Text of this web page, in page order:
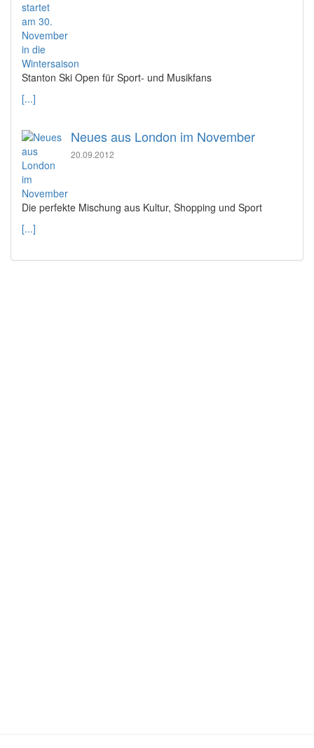
Stanton Ski Open für Sport- und Musikfans
[...]
Neues aus London im November
20.09.2012
Die perfekte Mischung aus Kultur, Shopping und Sport
[...]